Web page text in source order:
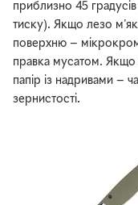
приблизно 45
тиску). Якщо лезо
поверхню —
правка мусатом. Якщо
папір із надривами —
зернистості.